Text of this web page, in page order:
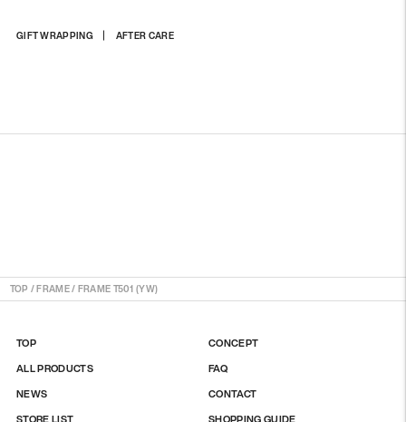
GIFT WRAPPING AFTER CARE
상
TOP /FRAME/ FRAME T501 (YW)
TOP
ALL PRODUCTS
NEWS
CONCEPT
FAQ
CONTACT